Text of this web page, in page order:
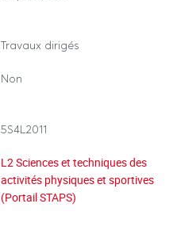
Travaux dirigés
Non
5S4L2011
L2 Sciences et techniques des
activités physiques et sportives
(Portail STAPS)